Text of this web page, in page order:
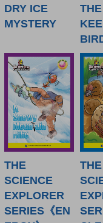
DRY ICE
MYSTERY
THE
SCIENCE
EXPLORER
SERIES《EN
THE